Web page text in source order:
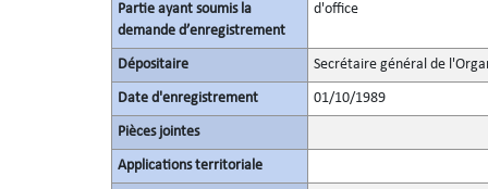
Partie ayant soumis la
demande d’enregistrement
d'office
Dépositaire Secrétaire général de
Date d'enregistrement 01/10/1989
Pièces jointes
Applications territoriale